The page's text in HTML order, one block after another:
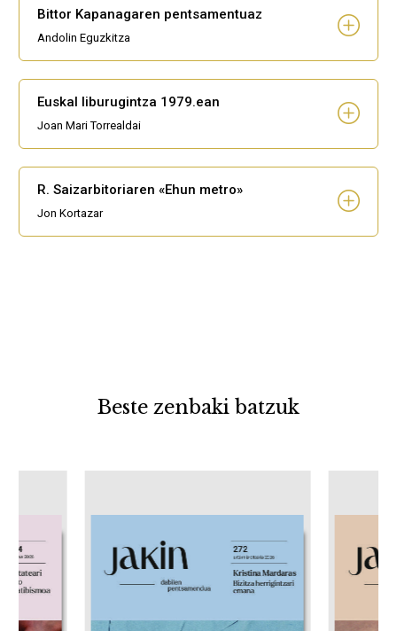
Bittor Kapanagaren pentsamentuaz
Andolin Eguzkitza
Euskal liburugintza 1979.ean
Joan Mari Torrealdai
R. Saizarbitoriaren «Ehun metro»
Jon Kortazar
Beste zenbaki batzuk